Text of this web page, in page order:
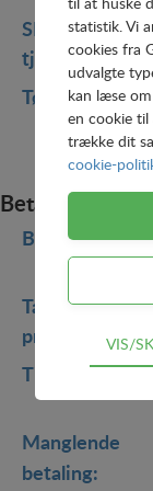
SMS-
tjeneste:
Betaling
Takster og
priser
Manglende
betaling:
statistik. Vi
cookies fra
udvalgte
kan læse
en cookie
trække dit
cookie-
Tekniske
fravælges.
VIS/